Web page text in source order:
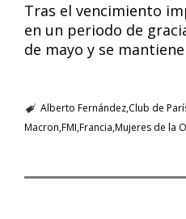
Tras el vencimiento
en un periodo de
de mayo y se
Alberto FernándezClub de
Macron FMI Francia Mujeres de la